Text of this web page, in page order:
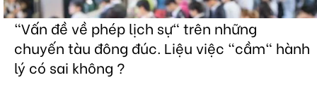
"Vấn đề về phép lịch sự" trên những
chuyến tàu đông đúc. Liệu việc "cầm" hành
lý có sai không ?